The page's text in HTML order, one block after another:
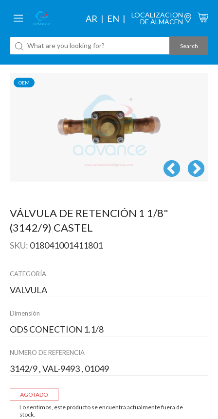
AR EN
LOCALIZACION
DE ALMACEN
OEM
VÁLVULA DE RETENCIÓN 1 1/8"
(3142/9) CASTEL
SKU: 018041001411801
CATEGORÍA
VALVULA
Dimensión
ODS CONECTION 1.1/8
NUMERO DE REFERENCIA
3142/9 , VAL-9493 , 01049
AGOTADO
Lo sentimos, este producto se encuentra actualmente fuera de
stock.